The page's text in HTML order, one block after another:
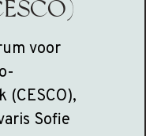
voor
(CESCO),
Sofie